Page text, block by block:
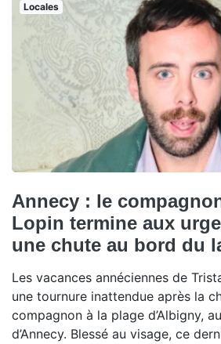
Locales
Annecy : le
Lopin termine aux
une chute au bord du
Les vacances annéciennes de
une tournure inattendue après la
compagnon à la plage d’Albigny,
d’Annecy. Blessé au visage, ce